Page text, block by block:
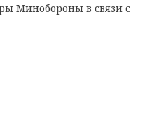
Минобороны в связи с